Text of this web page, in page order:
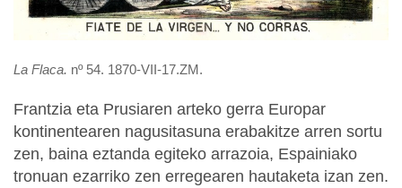
La Flaca. nº 54. 1870-VII-17.ZM.
Frantzia eta Prusiaren arteko gerra Europar
kontinentearen nagusitasuna erabakitze arren sortu
zen, baina eztanda egiteko arrazoia, Espainiako
tronuan ezarriko zen erregearen hautaketa izan zen.